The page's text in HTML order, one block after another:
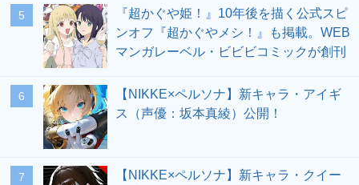
5
『超かぐや姫！』10年後を描く公式スピ
ンオフ『超かぐやメシ！』も掲載。WEB
マンガレーベル・ビビビコミックが創刊
6
【NIKKE×ペルソナ】新キャラ・アイギ
ス（声優：坂本真綾）公開！
7
【NIKKE×ペルソナ】新キャラ・クイー